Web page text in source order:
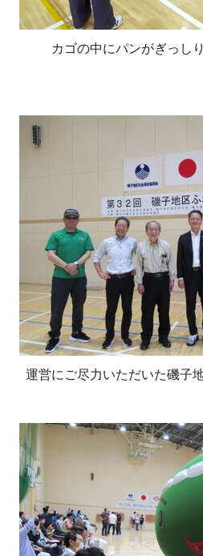
カゴの中にパンがぎっし
運営にご尽力いただいた磯子